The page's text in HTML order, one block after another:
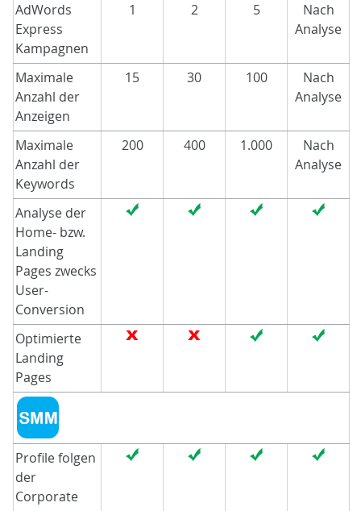
AdWords
Express
Kampagnen
1 2 5
Nach
Analyse
Maximale
Anzahl der
Anzeigen
15 30 100
Nach
Analyse
Maximale
Anzahl der
Keywords
200 400 1.000
Nach
Analyse
Analyse der
Home- bzw.
Landing
Pages zwecks
User-
Conversion
Optimierte
Landing
Pages
Profile folgen
der
Corporate